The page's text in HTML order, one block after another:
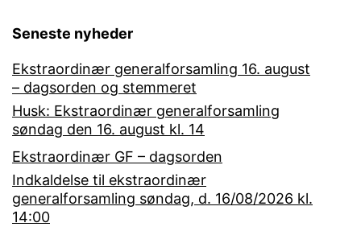
Seneste nyheder
Ekstraordinær generalforsamling 16. august
– dagsorden og stemmeret
Husk: Ekstraordinær generalforsamling
søndag den 16. august kl. 14
Ekstraordinær GF – dagsorden
Indkaldelse til ekstraordinær
generalforsamling søndag, d. 16/08/2026 kl.
14:00